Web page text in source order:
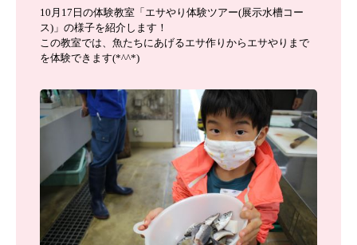
10月17日の体験教室「エサやり体験ツアー(展示水槽コー
ス)」の様子を紹介します！
この教室では、魚たちにあげるエサ作りからエサやりまで
を体験できます(*^^*)